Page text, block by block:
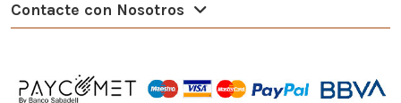
Contacte con Nosotros